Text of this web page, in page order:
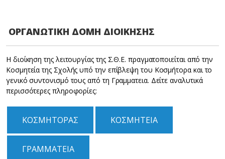
ΟΡΓΑΝΩΤΙΚΗ ΔΟΜΗ ΔΙΟΙΚΗΣΗΣ
Η διοίκηση της λειτουργίας της Σ.Θ.Ε. πραγματοποιείται από την
Κοσμητεία της Σχολής υπό την επίβλεψη του Κοσμήτορα και το
γενικό συντονισμό τους από τη Γραμματεια. Δείτε αναλυτικά
περισσότερες πληροφορίες:
ΚΟΣΜΗΤΟΡΑΣ ΚΟΣΜΗΤΕΙΑ
ΓΡΑΜΜΑΤΕΙΑ